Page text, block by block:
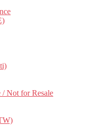
/ Not for Resale